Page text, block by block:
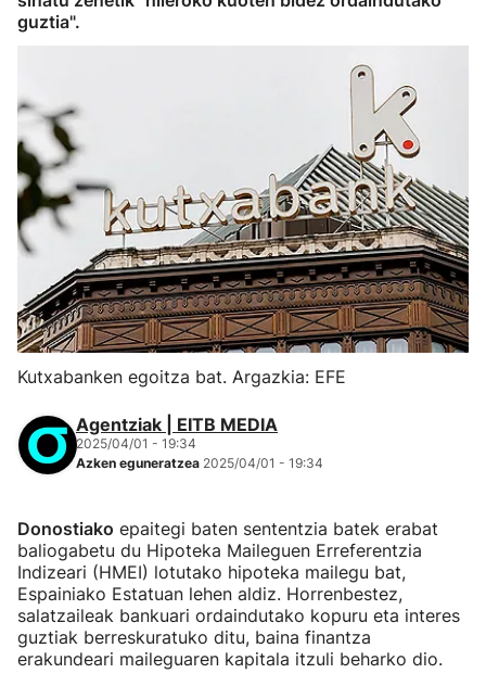
guztia".
Kutxabanken egoitza bat. Argazkia: EFE
Agentziak | EITB MEDIA
2025/04/01 - 19:34
Azken eguneratzea 2025/04/01 - 19:34
Donostiako epaitegi baten sententzia batek erabat
baliogabetu du Hipoteka Maileguen Erreferentzia
Indizeari (HMEI) lotutako hipoteka mailegu bat,
Espainiako Estatuan lehen aldiz. Horrenbestez,
salatzaileak bankuari ordaindutako kopuru eta interes
guztiak berreskuratuko ditu, baina finantza
erakundeari maileguaren kapitala itzuli beharko dio.